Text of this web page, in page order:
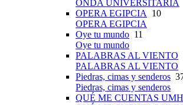
ONDA UNIVERSITARIA
OPERA EGIPCIA 10
OPERA EGIPCIA
Oye tu mundo 11
Oye tu mundo
PALABRAS AL VIENTO
PALABRAS AL VIENTO
Piedras, cimas y senderos
Piedras, cimas y senderos
QUÉ ME CUENTAS UMH